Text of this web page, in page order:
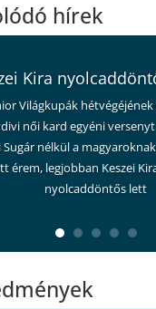
hírek
Kira
Világkupák
női kard egyéni
Sugár nélkül a
érem, legjobban Keszei
nyolcaddöntős lett